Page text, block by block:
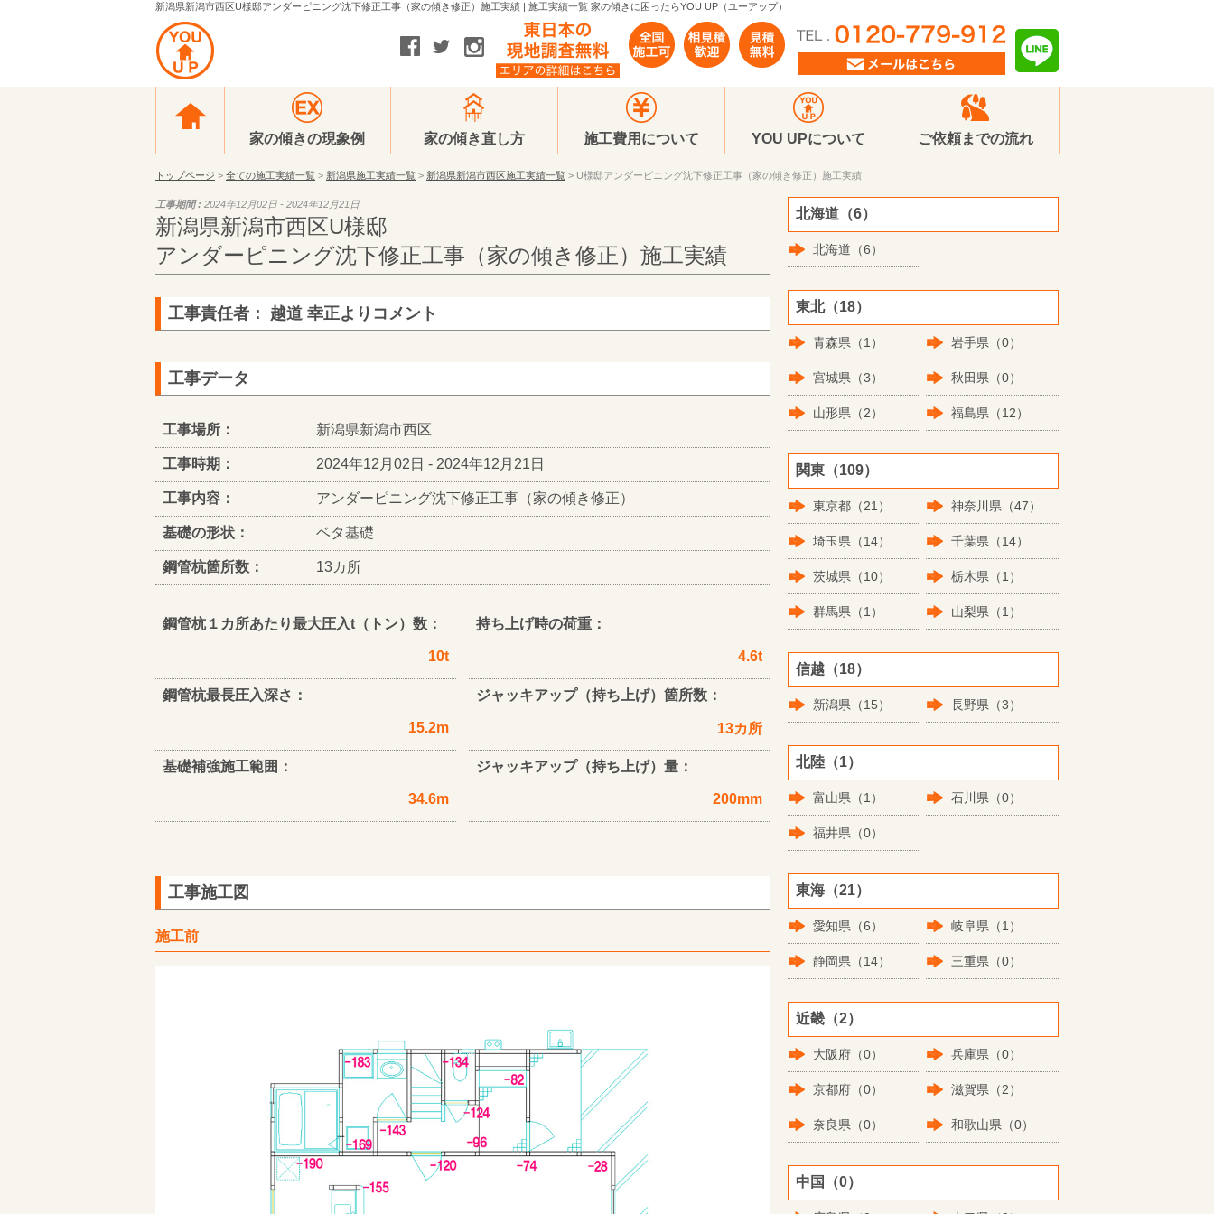
新潟県新潟市西区U様邸アンダーピニング沈下修正工事（家の傾き修正）施工実績 | 施工実績一覧 家の傾きに困ったらYOU UP（ユーアップ）
家の傾きの現象例 家の傾き直し方 施工費用について YOU UPについて ご依頼までの流れ
トップページ > 全ての施工実績一覧 > 新潟県施工実績一覧 > 新潟県新潟市西区施工実績一覧 > U様邸アンダーピニング沈下修正工事（家の傾き修正）施工実績
工事期間 : 2024年12月02日 - 2024年12月21日
新潟県新潟市西区U様邸
アンダーピニング沈下修正工事（家の傾き修正）施工実績
工事責任者： 越道 幸正よりコメント
工事データ
工事場所： 新潟県新潟市西区
工事時期： 2024年12月02日 - 2024年12月21日
工事内容： アンダーピニング沈下修正工事（家の傾き修正）
基礎の形状： ベタ基礎
鋼管杭箇所数： 13カ所
鋼管杭１カ所あたり最大圧入t（トン）数：
10t
鋼管杭最長圧入深さ：
15.2m
基礎補強施工範囲：
34.6m
持ち上げ時の荷重：
4.6t
ジャッキアップ（持ち上げ）箇所数：
13カ所
ジャッキアップ（持ち上げ）量：
200mm
工事施工図
施工前
北海道（6）
北海道（6）
東北（18）
青森県（1） 岩手県（0）
宮城県（3） 秋田県（0）
山形県（2） 福島県（12）
関東（109）
東京都（21） 神奈川県（47）
埼玉県（14） 千葉県（14）
茨城県（10） 栃木県（1）
群馬県（1） 山梨県（1）
信越（18）
新潟県（15） 長野県（3）
北陸（1）
富山県（1） 石川県（0）
福井県（0）
東海（21）
愛知県（6） 岐阜県（1）
静岡県（14） 三重県（0）
近畿（2）
大阪府（0） 兵庫県（0）
京都府（0） 滋賀県（2）
奈良県（0） 和歌山県（0）
中国（0）